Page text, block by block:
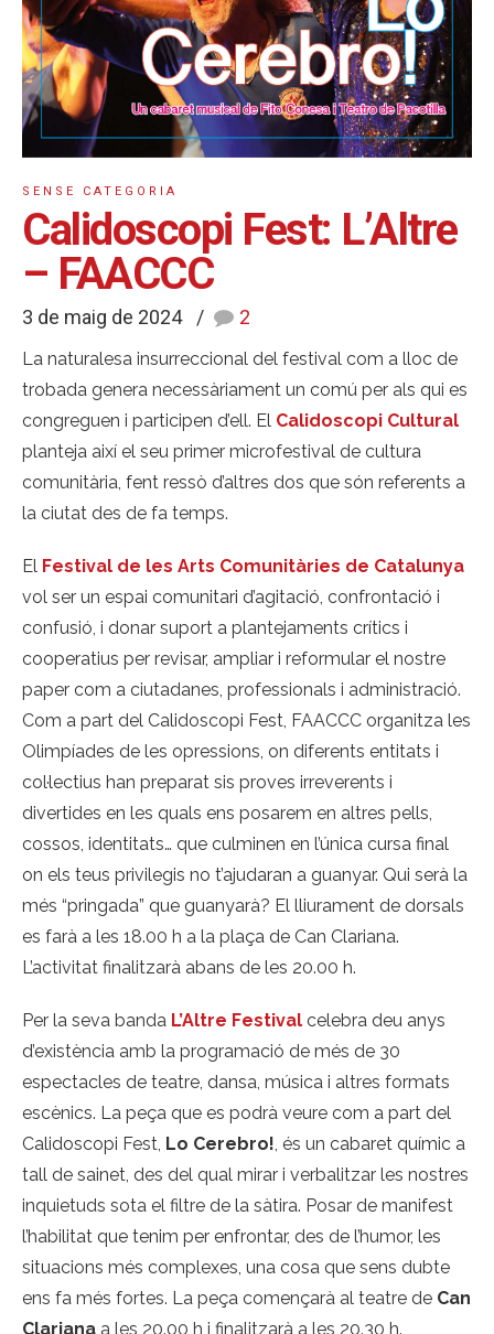
SENSE CATEGORIA
Calidoscopi Fest: L’Altre
– FAACCC
3 de maig de 2024 2
La naturalesa insurreccional del festival com a lloc de
trobada genera necessàriament un comú per als qui es
congreguen i participen d’ell. El Calidoscopi Cultural
planteja així el seu primer microfestival de cultura
comunitària, fent ressò d’altres dos que són referents a
la ciutat des de fa temps.
El Festival de les Arts Comunitàries de Catalunya
vol ser un espai comunitari d’agitació, confrontació i
confusió, i donar suport a plantejaments crítics i
cooperatius per revisar, ampliar i reformular el nostre
paper com a ciutadanes, professionals i administració.
Com a part del Calidoscopi Fest, FAACCC organitza les
Olimpíades de les opressions, on diferents entitats i
col·lectius han preparat sis proves irreverents i
divertides en les quals ens posarem en altres pells,
cossos, identitats… que culminen en l’única cursa final
on els teus privilegis no t’ajudaran a guanyar. Qui serà la
més “pringada” que guanyarà? El lliurament de dorsals
es farà a les 18.00 h a la plaça de Can Clariana.
L’activitat finalitzarà abans de les 20.00 h.
Per la seva banda L’Altre Festival celebra deu anys
d’existència amb la programació de més de 30
espectacles de teatre, dansa, música i altres formats
escènics. La peça que es podrà veure com a part del
Calidoscopi Fest, Lo Cerebro! , és un cabaret químic a
tall de sainet, des del qual mirar i verbalitzar les nostres
inquietuds sota el filtre de la sàtira. Posar de manifest
l’habilitat que tenim per enfrontar, des de l’humor, les
situacions més complexes, una cosa que sens dubte
ens fa més fortes. La peça començarà al teatre de Can
Clariana a les 20.00 h i finalitzarà a les 20.30 h.